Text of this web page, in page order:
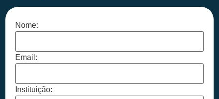
Nome:
Email:
Instituição: